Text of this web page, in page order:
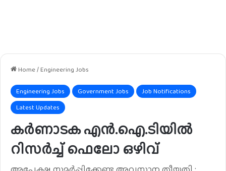
Home/Engineering Jobs
Engineering Jobs Government Jobs
Job Notifications
Latest Updates
കർണാടക എൻ.ഐ.ടിയിൽ
റിസർച്ച് ഫെലോ ഒഴിവ്‌